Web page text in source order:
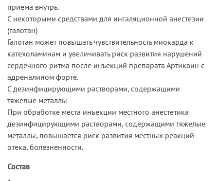
приема внутрь.
С некоторыми средствами для ингаляционной анестезии
(галотан)
Галотан может повышать чувствительность миокарда к
катехоламинам и увеличивать риск развития нарушений
сердечного ритма после инъекций препарата Артикаин с
адреналином форте.
С дезинфицирующими растворами, содержащими
тяжелые металлы
При обработке места инъекции местного анестетика
дезинфицирующими растворами, содержащими тяжелые
металлы, повышается риск развития местных реакций -
отека, болезненности.
Состав